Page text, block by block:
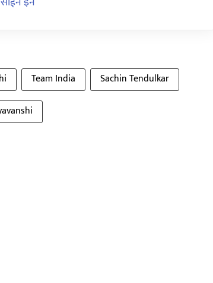
Team India
Sachin Tendulkar